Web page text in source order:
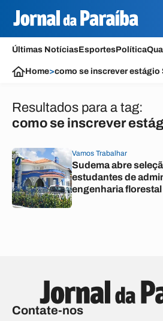
Últimas NotíciasEsportesPolítica
Home>como se inscrever estágio
Resultados para a tag:
como se inscrever
Vamos Trabalhar
Sudema abre
estudantes de
engenharia florestal
Contate-nos